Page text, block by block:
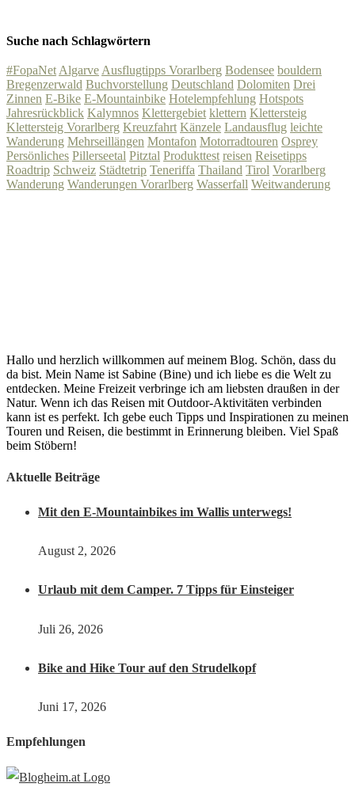
Suche nach Schlagwörtern
#FopaNet Algarve Ausflugtipps Vorarlberg Bodensee bouldern
Bregenzerwald Buchvorstellung Deutschland Dolomiten Drei
Zinnen E-Bike E-Mountainbike Hotelempfehlung Hotspots
Jahresrückblick Kalymnos Klettergebiet klettern Klettersteig
Klettersteig Vorarlberg Kreuzfahrt Känzele Landausflug leichte
Wanderung Mehrseillängen Montafon Motorradtouren Osprey
Persönliches Pillerseetal Pitztal Produkttest reisen Reisetipps
Roadtrip Schweiz Städtetrip Teneriffa Thailand Tirol Vorarlberg
Wanderung Wanderungen Vorarlberg Wasserfall Weitwanderung
Hallo und herzlich willkommen auf meinem Blog. Schön, dass du
da bist. Mein Name ist Sabine (Bine) und ich liebe es die Welt zu
entdecken. Meine Freizeit verbringe ich am liebsten draußen in der
Natur. Wenn ich das Reisen mit Outdoor-Aktivitäten verbinden
kann ist es perfekt. Ich gebe euch Tipps und Inspirationen zu meinen
Touren und Reisen, die bestimmt in Erinnerung bleiben. Viel Spaß
beim Stöbern!
Aktuelle Beiträge
Mit den E-Mountainbikes im Wallis unterwegs!
August 2, 2026
Urlaub mit dem Camper. 7 Tipps für Einsteiger
Juli 26, 2026
Bike and Hike Tour auf den Strudelkopf
Juni 17, 2026
Empfehlungen